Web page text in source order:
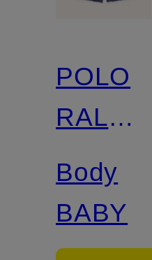
POLO
RALPH
LAUREN
Body
BABY